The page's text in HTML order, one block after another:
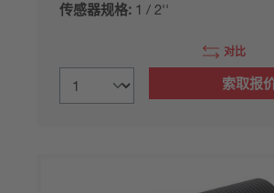
传感器规格: 1 / 2''
对比
索取报